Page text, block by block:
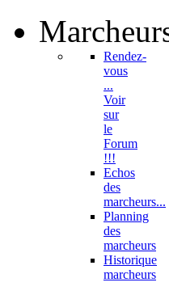
Rendez-
vous
...
Voir
sur
le
Forum
!!!
Echos
des
marcheurs...
Planning
des
marcheurs
Historique
marcheurs